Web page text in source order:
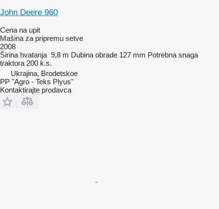
John Deere 960
Cena na upit
Mašina za pripremu setve
2008
Širina hvatanja 9,8 m Dubina obrade 127 mm Potrebna snaga
traktora 200 k.s.
Ukrajina, Brodetskoe
PP "Agro - Teks Plyus"
Kontaktirajte prodavca